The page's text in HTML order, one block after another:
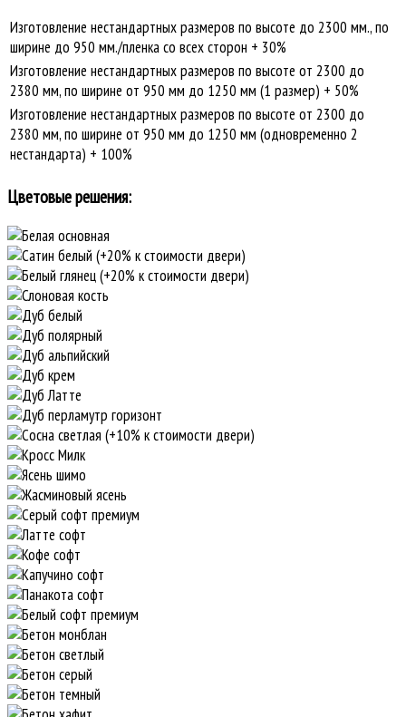
Изготовление нестандартных размеров по высоте до 2300 мм., по
ширине до 950 мм./пленка со всех сторон + 30%
Изготовление нестандартных размеров по высоте от 2300 до
2380 мм, по ширине от 950 мм до 1250 мм (1 размер) + 50%
Изготовление нестандартных размеров по высоте от 2300 до
2380 мм, по ширине от 950 мм до 1250 мм (одновременно 2
нестандарта) + 100%
Цветовые решения: